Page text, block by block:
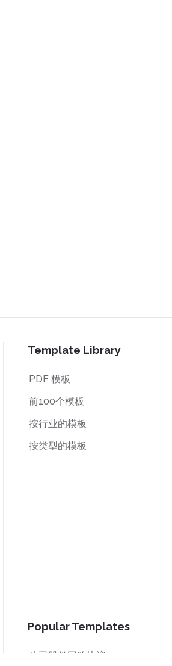
Template Library
PDF 模板
前100个模板
按行业的模板
按类型的模板
Popular Templates
公司股份回购协议